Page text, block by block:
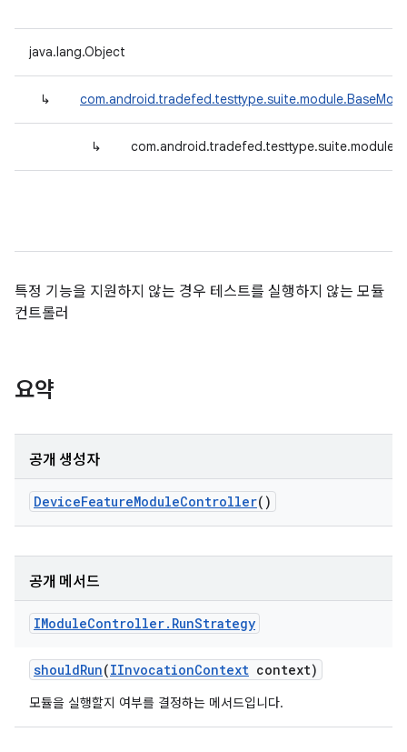
java.lang.Object
↳
↳
특정 기능을 지원하지 않는 경우 테스트를 실행하지 않는 모듈
컨트롤러
요약
공개 생성자
DeviceFeatureModuleController()
공개 메서드
IModuleController. RunStrategy
shouldRun(IInvocationContext context)
모듈을 실행할지 여부를 결정하는 메서드입니다.